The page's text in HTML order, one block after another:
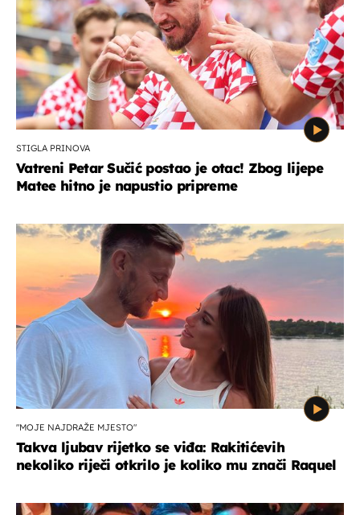
STIGLA PRINOVA
Vatreni Petar Sučić postao je otac! Zbog lijepe
Matee hitno je napustio pripreme
"MOJE NAJDRAŽE MJESTO"
Takva ljubav rijetko se viđa: Rakitićevih
nekoliko riječi otkrilo je koliko mu znači Raquel